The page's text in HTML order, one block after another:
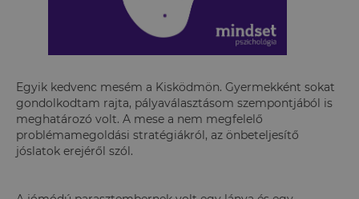
Egyik kedvenc mesém a Kisködmön. Gyermekként sokat
gondolkodtam rajta, pályaválasztásom szempontjából is
meghatározó volt. A mese a nem megfelelő
problémamegoldási stratégiákról, az önbeteljesítő
jóslatok erejéről szól.